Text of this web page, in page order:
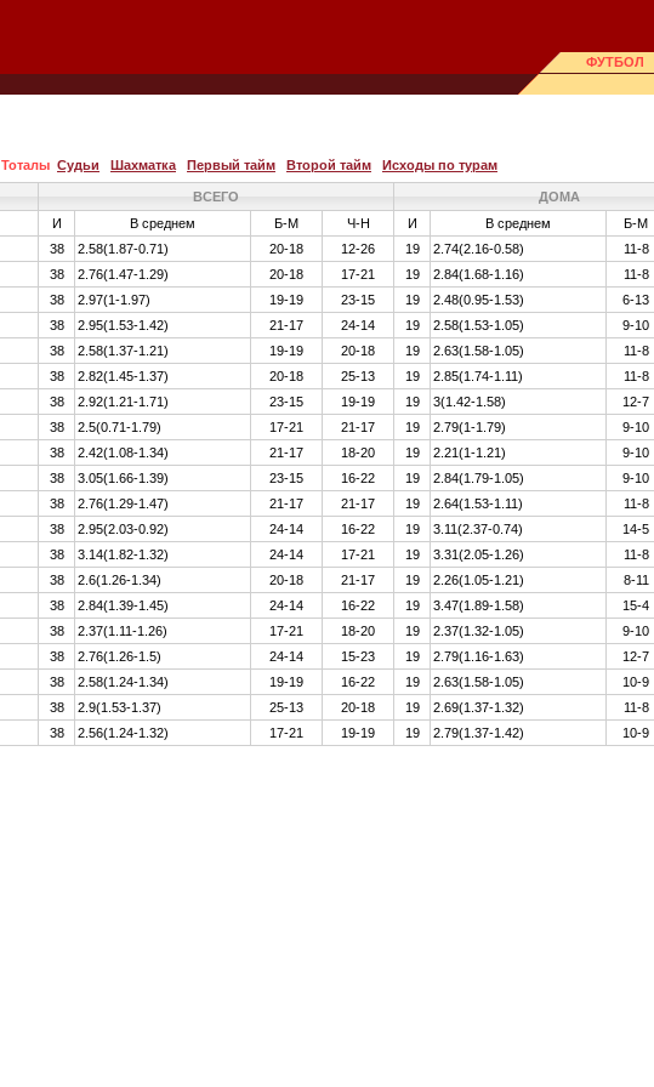
ФУТБОЛ
Тоталы Судьи Шахматка Первый тайм Второй тайм Исходы по турам
ВСЕГО ДОМА
И
В среднем Б-М Ч-Н И В среднем Б-М
38 2.58(1.87-0.71) 20-18 12-26 19 2.74(2.16-0.58) 11-8
38 2.76(1.47-1.29) 20-18 17-21 19 2.84(1.68-1.16) 11-8
38 2.97(1-1.97) 19-19 23-15 19 2.48(0.95-1.53) 6-13
38 2.95(1.53-1.42) 21-17 24-14 19 2.58(1.53-1.05) 9-10
38 2.58(1.37-1.21) 19-19 20-18 19 2.63(1.58-1.05) 11-8
38 2.82(1.45-1.37) 20-18 25-13 19 2.85(1.74-1.11) 11-8
38 2.92(1.21-1.71) 23-15 19-19 19 3(1.42-1.58) 12-7
38 2.5(0.71-1.79) 17-21 21-17 19 2.79(1-1.79) 9-10
38 2.42(1.08-1.34) 21-17 18-20 19 2.21(1-1.21) 9-10
38 3.05(1.66-1.39) 23-15 16-22 19 2.84(1.79-1.05) 9-10
38 2.76(1.29-1.47) 21-17 21-17 19 2.64(1.53-1.11) 11-8
38 2.95(2.03-0.92) 24-14 16-22 19 3.11(2.37-0.74) 14-5
38 3.14(1.82-1.32) 24-14 17-21 19 3.31(2.05-1.26) 11-8
38 2.6(1.26-1.34) 20-18 21-17 19 2.26(1.05-1.21) 8-11
38 2.84(1.39-1.45) 24-14 16-22 19 3.47(1.89-1.58) 15-4
38 2.37(1.11-1.26) 17-21 18-20 19 2.37(1.32-1.05) 9-10
38 2.76(1.26-1.5) 24-14 15-23 19 2.79(1.16-1.63) 12-7
38 2.58(1.24-1.34) 19-19 16-22 19 2.63(1.58-1.05) 10-9
38 2.9(1.53-1.37) 25-13 20-18 19 2.69(1.37-1.32) 11-8
38 2.56(1.24-1.32) 17-21 19-19 19 2.79(1.37-1.42) 10-9